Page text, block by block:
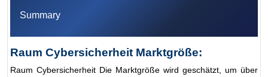
Summary
Raum Cybersicherheit Marktgröße:
Raum Cybersicherheit Die Marktgröße wird geschätzt, um über